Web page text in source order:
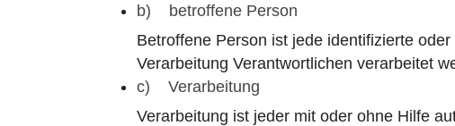
b) betroffene Person
Betroffene Person ist jede identifizierte
Verarbeitung Verantwortlichen verarbeitet
c) Verarbeitung
Verarbeitung ist jeder mit oder ohne Hilfe